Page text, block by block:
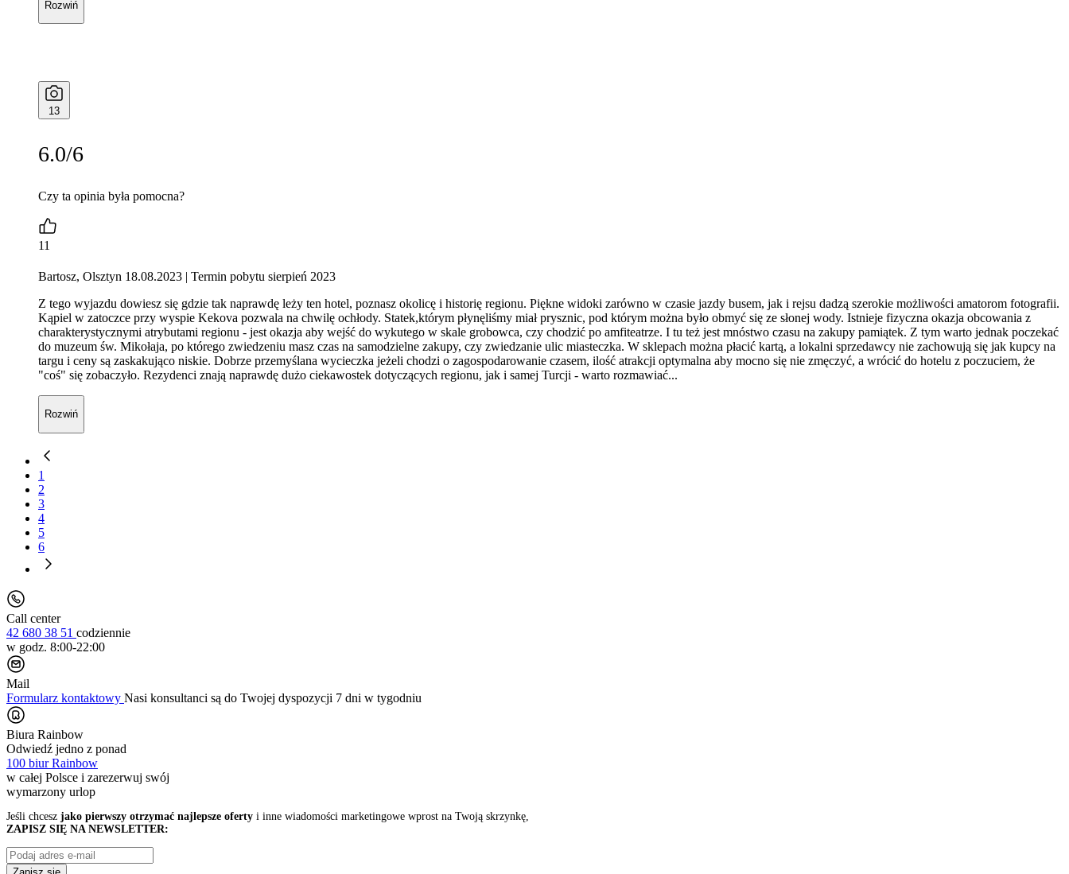
Rozwiń
13
6.0/6
Czy ta opinia była pomocna?
11
Bartosz, Olsztyn 18.08.2023 | Termin pobytu sierpień 2023
Z tego wyjazdu dowiesz się gdzie tak naprawdę leży ten hotel, poznasz okolicę i historię regionu. Piękne widoki zarówno w czasie jazdy busem, jak i rejsu dadzą szerokie możliwości amatorom fotografii.
Kąpiel w zatoczce przy wyspie Kekova pozwala na chwilę ochłody. Statek,którym płynęliśmy miał prysznic, pod którym można było obmyć się ze słonej wody. Istnieje fizyczna okazja obcowania z
charakterystycznymi atrybutami regionu - jest okazja aby wejść do wykutego w skale grobowca, czy chodzić po amfiteatrze. I tu też jest mnóstwo czasu na zakupy pamiątek. Z tym warto jednak poczekać
do muzeum św. Mikołaja, po którego zwiedzeniu masz czas na samodzielne zakupy, czy zwiedzanie ulic miasteczka. W sklepach można płacić kartą, a lokalni sprzedawcy nie zachowują się jak kupcy na
targu i ceny są zaskakująco niskie. Dobrze przemyślana wycieczka jeżeli chodzi o zagospodarowanie czasem, ilość atrakcji optymalna aby mocno się nie zmęczyć, a wrócić do hotelu z poczuciem, że
"coś" się zobaczyło. Rezydenci znają naprawdę dużo ciekawostek dotyczących regionu, jak i samej Turcji - warto rozmawiać...
Rozwiń
1
2
3
4
5
6
Call center
42 680 38 51 codziennie
w godz. 8:00-22:00
Mail
Formularz kontaktowy Nasi konsultanci są do Twojej dyspozycji 7 dni w tygodniu
Biura Rainbow
Odwiedź jedno z ponad
100 biur Rainbow
w całej Polsce i zarezerwuj swój
wymarzony urlop
Jeśli chcesz jako pierwszy otrzymać najlepsze oferty i inne wiadomości marketingowe wprost na Twoją skrzynkę,
ZAPISZ SIĘ NA NEWSLETTER: